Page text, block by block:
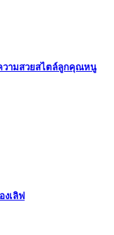
วามสวยสไตล์ลูกคุณหนู
งเลิฟ